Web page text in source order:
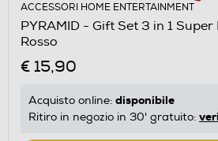
ACCESSORI HOME ENTERTAINMENT
PYRAMID - Gift Set 3 in 1
Rosso
€ 15,90
Acquisto online: disponibile
Ritiro in negozio in 30' gratuito: